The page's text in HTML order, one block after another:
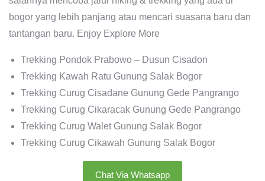
bogor yang lebih panjang atau mencari suasana baru dan
tantangan baru. Enjoy Explore More
Trekking Pondok Prabowo – Dusun Cisadon
Trekking Kawah Ratu Gunung Salak Bogor
Trekking Curug Cisadane Gunung Gede Pangrango
Trekking Curug Cikaracak Gunung Gede Pangrango
Trekking Curug Walet Gunung Salak Bogor
Trekking Curug Cikawah Gunung Salak Bogor
Chat Via Whatsapp